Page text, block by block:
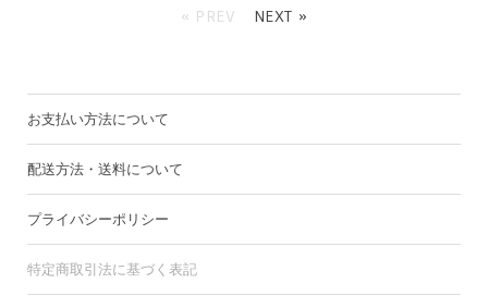
« PREV NEXT »
お支払い方法について
配送方法・送料について
プライバシーポリシー
特定商取引法に基づく表記